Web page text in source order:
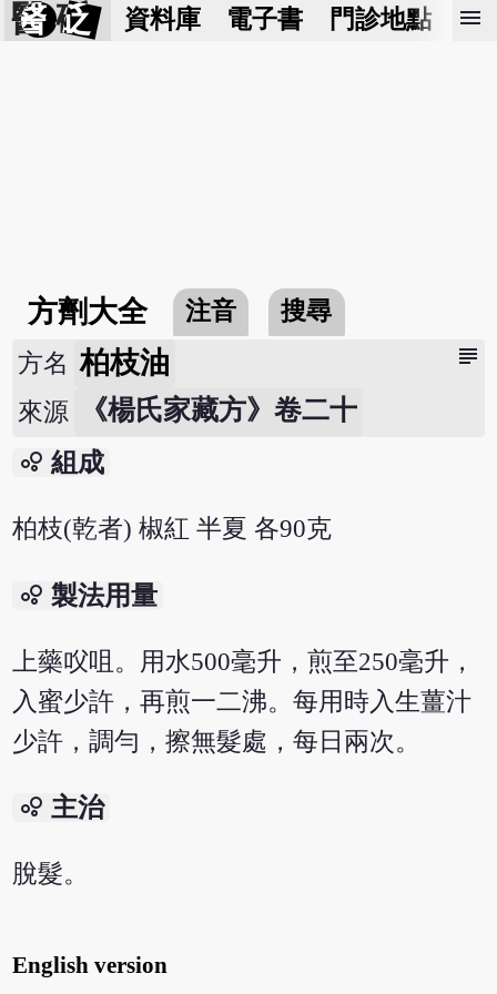
醫 砭 資料庫 電子書 門診地點 預
menu
方劑大全 注音 搜尋
subject
方名 柏枝油
來源 《楊氏家藏方》卷二十
bubble_chart 組成
柏枝(乾者) 椒紅 半夏 各90克
bubble_chart 製法用量
上藥㕮咀。用水500毫升，煎至250毫升，
入蜜少許，再煎一二沸。每用時入生薑汁
少許，調勻，擦無髮處，每日兩次。
bubble_chart 主治
脫髮。
English version